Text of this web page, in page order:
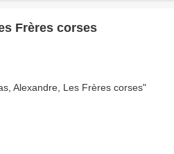
Frères corses